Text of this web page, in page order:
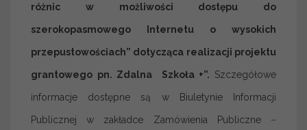
różnic w możliwości dostępu do
szerokopasmowego Internetu o wysokich
przepustowościach” dotycząca realizacji projektu
grantowego pn. Zdalna Szkoła +”. Szczegółowe
informacje dostępne są w Biuletynie Informacji
Publicznej w zakładce Zamówienia Publiczne–